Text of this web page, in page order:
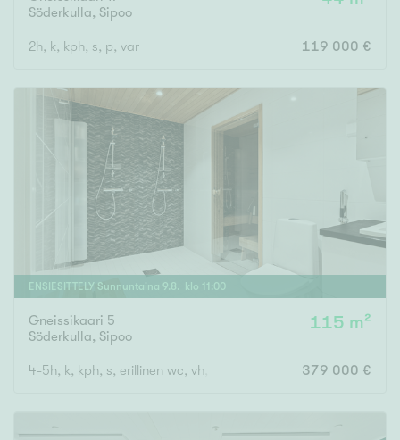
Söderkulla, Sipoo
2h, k, kph, s, p, var 119 000 €
ENSIESITTELY Sunnuntaina 9. 8 . klo 11 :00
Gneissikaari 5
Söderkulla, Sipoo
115 m²
4-5h, k, kph, s, erillinen wc, vh, lasitettu parveke379 000 €